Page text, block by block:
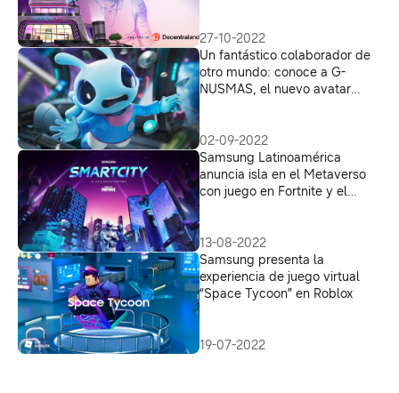
27-10-2022
Un fantástico colaborador de
otro mundo: conoce a G-
NUSMAS, el nuevo avatar
02-09-2022
Samsung Latinoamérica
anuncia isla en el Metaverso
con juego en Fortnite y el
13-08-2022
Samsung presenta la
experiencia de juego virtual
“Space Tycoon” en Roblox
19-07-2022